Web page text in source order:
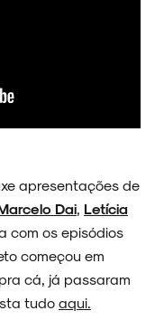
apresentações de
Dai Letícia
com os episódios
começou em
pra cá, já passaram
tudo aqui.